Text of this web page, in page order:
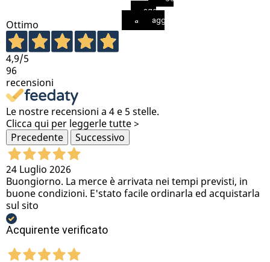
aggiungi al carrello
aggiungi al carrello
aggiungi al carrello
Ottimo
4,9/5
96
recensioni
Le nostre recensioni a 4 e 5 stelle.
Clicca qui per leggerle tutte >
Precedente
Successivo
24 Luglio 2026
Buongiorno. La merce è arrivata nei tempi previsti, in
buone condizioni. E'stato facile ordinarla ed acquistarla
sul sito
Acquirente verificato